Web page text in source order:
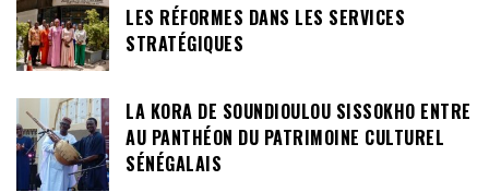
LES RÉFORMES DANS LES SERVICES
STRATÉGIQUES
LA KORA DE SOUNDIOULOU SISSOKHO ENTRE
AU PANTHÉON DU PATRIMOINE CULTUREL
SÉNÉGALAIS